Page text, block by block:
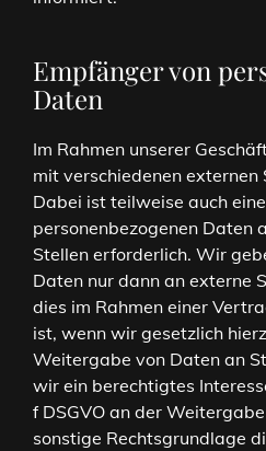
Empfänger von
Daten
Im Rahmen unserer
mit verschiedenen externen
Dabei ist teilweise auch
personenbezogenen Daten
Stellen erforderlich. Wir
Daten nur dann an externe
dies im Rahmen einer
ist, wenn wir gesetzlich
Weitergabe von Daten an
wir ein berechtigtes
f DSGVO an der
sonstige Rechtsgrundlage